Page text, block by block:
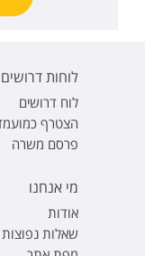
לוחות
לוח דרושים
הצטרף
פרסם משרה
מי אנחנו
אודות
שאלות נפוצות